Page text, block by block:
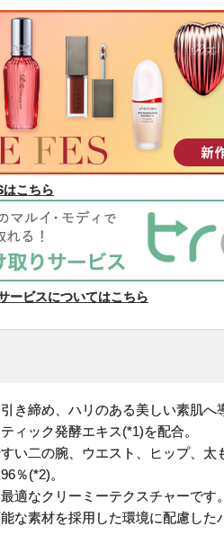
こちら
ービスについてはこちら
き締め、ハリのある美しい素肌へ
ィック発酵エキス(*1)を配合。
い二の腕、ウエスト、ヒップ、太
％(*2)。
適なクリーミーテクスチャーで
な素材を採用した環境に配慮し